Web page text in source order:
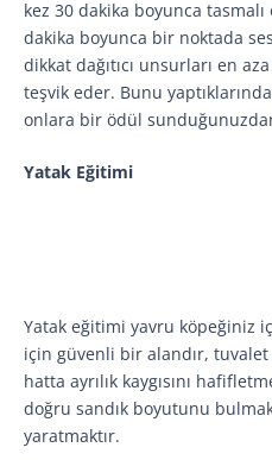
kez 30 dakika boyunca tasmalı
dakika boyunca bir noktada
dikkat dağıtıcı unsurları en
teşvik eder. Bunu
onlara bir ödül
Yatak Eğitimi
Yatak eğitimi yavru köpeğiniz
için güvenli bir alandır,
hatta ayrılık kaygısını
doğru sandık boyutunu
yaratmaktır.